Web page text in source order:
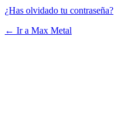
¿Has olvidado tu contraseña?
← Ir a Max Metal